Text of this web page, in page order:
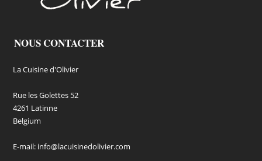
NOUS CONTACTER
La Cuisine d'Olivier
Rue les Golettes 52
4261 Latinne
Belgium
E-mail: info@lacuisinedolivier.com